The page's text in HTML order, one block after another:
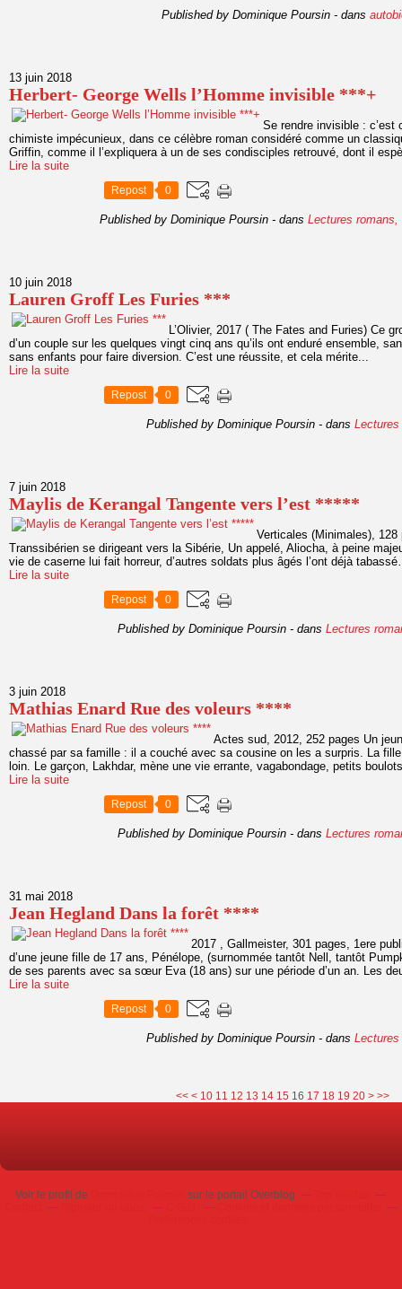
Published by Dominique Poursin - dans
13 juin 2018
Herbert- George Wells l’Homme invisible ***+
Se rendre invisible : c’est
chimiste impécunieux, dans ce célèbre roman considéré comme un
Griffin, comme il l’expliquera à un de ses condisciples retrouvé, dont il
Lire la suite
Repost 0
Published by Dominique Poursin - dans Lectures romans,
10 juin 2018
Lauren Groff Les Furies ***
L’Olivier, 2017 ( The Fates and Furies) Ce
d’un couple sur les quelques vingt cinq ans qu’ils ont enduré ensemble,
sans enfants pour faire diversion. C’est une réussite, et cela mérite...
Lire la suite
Repost 0
Published by Dominique Poursin - dans
7 juin 2018
Maylis de Kerangal Tangente vers l’est *****
Verticales (Minimales),
Transsibérien se dirigeant vers la Sibérie, Un appelé, Aliocha, à peine
vie de caserne lui fait horreur, d’autres soldats plus âgés l’ont déjà
Lire la suite
Repost 0
Published by Dominique Poursin - dans Lectures
3 juin 2018
Mathias Enard Rue des voleurs ****
Actes sud, 2012, 252 pages Un
chassé par sa famille : il a couché avec sa cousine on les a surpris. La
loin. Le garçon, Lakhdar, mène une vie errante, vagabondage, petits
Lire la suite
Repost 0
Published by Dominique Poursin - dans Lectures
31 mai 2018
Jean Hegland Dans la forêt ****
2017 , Gallmeister, 301 pages, 1ere
d’une jeune fille de 17 ans, Pénélope, (surnommée tantôt Nell, tantôt
de ses parents avec sa sœur Eva (18 ans) sur une période d’un an. Les
Lire la suite
Repost 0
Published by Dominique Poursin - dans
<< < 10 11 12 13 14 15 16 17 18 19 20 30
40
50
60
70
80
90
100
> >>
Voir le profil de sur le portail Overblog